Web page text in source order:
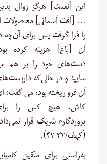
این [نعمت] هرگز زوال
… [آفت آسمانى] محصولات
را فرا گرفت پس براى آن‌چه
آن [باغ] هزینه کرده
دست‌های خود را بر هم
‏سایید و در حالى‌که
آن فرو ریخته بود، مى‏ گفت:
کاش، هیچ کس را
پروردگارم شریک قرار
(کهف/۳۲-۴۲).
به‌راستی برای متّقین